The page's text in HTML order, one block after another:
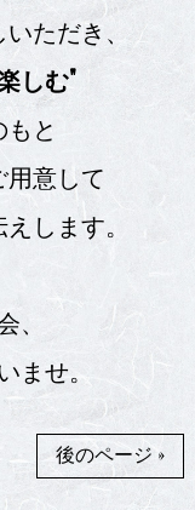
ただき、
しむ"
と
意して
します。
、
ませ。
後のページ »